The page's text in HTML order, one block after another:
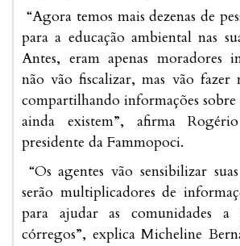
“Agora temos mais dezenas de
para a educação ambiental nas
Antes, eram apenas moradores
não vão fiscalizar, mas vão fazer
compartilhando informações sobre
ainda existem”, afirma
presidente da Fammopoci.
“Os agentes vão sensibilizar
serão multiplicadores de
para ajudar as comunidades a
córregos”, explica Micheline